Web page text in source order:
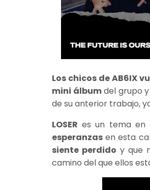
Los chicos de AB6IX
mini álbumdel grupo y
de su anterior trabajo,
LOSER es un tema en
esperanzas en esta
siente perdido y que
camino del que ellos